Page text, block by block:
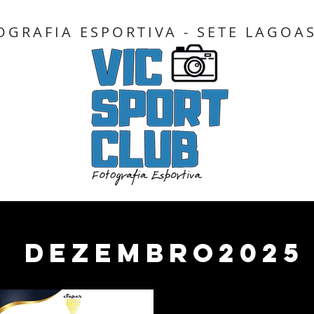
ESPORTIVA - SETE
Dezembro2025